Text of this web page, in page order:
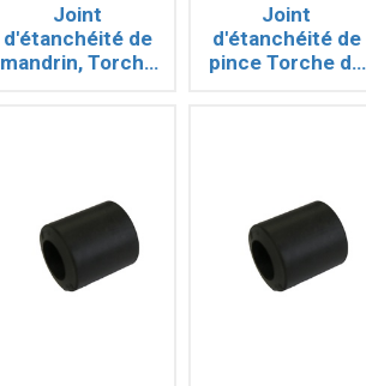
Joint
d'étanchéité de
mandrin, Torche
Joint
d'étanchéité de
pince Torche de